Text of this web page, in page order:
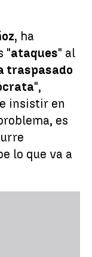
ha
"ataques" al
traspasado
",
insistir en
es
lo que va a